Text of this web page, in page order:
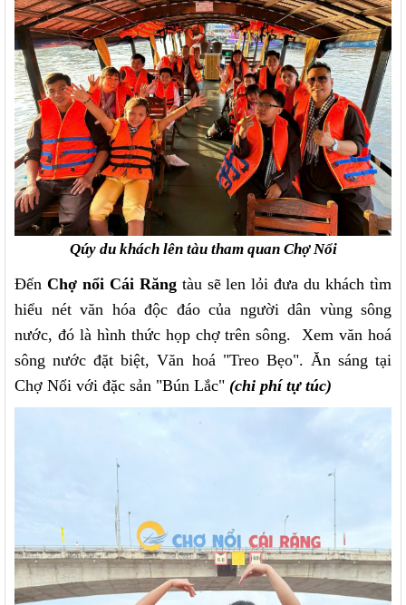
Qúy du khách lên tàu tham quan Chợ Nổi
Đến Chợ nổi Cái Răngtàu sẽ len lỏi đưa du khách tìm
hiểu nét văn hóa độc đáo của người dân vùng sông
nước, đó là hình thức họp chợ trên sông. Xem văn hoá
sông nước đặt biệt, Văn hoá "Treo Bẹo". Ăn sáng tại
Chợ Nổi với đặc sản "Bún Lắc" (chi phí tự túc)